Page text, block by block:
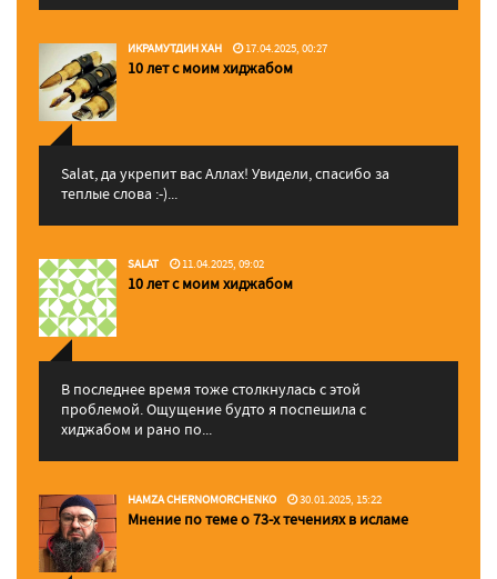
ИКРАМУТДИН ХАН 17.04.2025, 00:27
10 лет с моим хиджабом
Salat, да укрепит вас Аллаx! Увидели, спасибо за
теплые слова :-)...
SALAT 11.04.2025, 09:02
10 лет с моим хиджабом
В последнее время тоже столкнулась с этой
проблемой. Ощущение будто я поспешила с
хиджабом и рано по...
HAMZA CHERNOMORCHENKO 30.01.2025, 15:22
Мнение по теме о 73-х течениях в исламе